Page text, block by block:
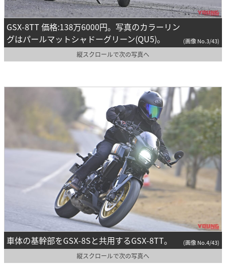
GSX-8TT 価格:138万6000円。写真のカラーリン
グはパールマットシャドーグリーン(QU5)。
(画像 No.3/43)
縦スクロールで次の写真へ
車体の基幹部をGSX-8Sと共用するGSX-8TT。 (画像 No.4/43)
縦スクロールで次の写真へ